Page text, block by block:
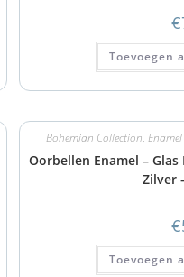
€
Toevoegen
Bohemian Collection,
Oorbellen Enamel –
Zilver
€
Toevoegen